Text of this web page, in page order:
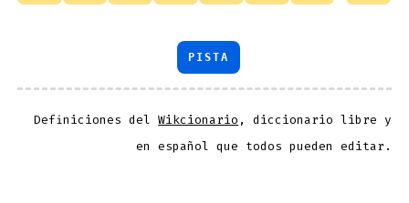
PISTA
Definiciones delWikcionario , diccionario libre y
en español que todos pueden editar.